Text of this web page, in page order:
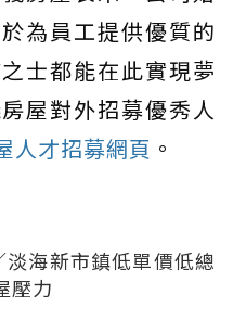
為員工提供優質的
士都能在此實現夢
屋對外招募優秀人
人才招募網頁 。
淡海新市鎮低單價低總
壓力